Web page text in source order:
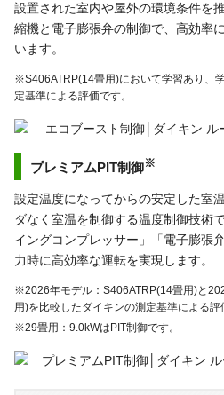
設置された室内や屋外の環境条件を
縮機と電子膨張弁の制御で、高効率
います。
※S406ATRP(14畳用)において学習あり、
定基準による評価です。
プレミアムPIT制御※
設定温度になってからの安定した室
ダなく室温を制御する温度制御技術
イングコンプレッサー」「電子膨張
力時に高効率な運転を実現します。
※2026年モデル：S406ATRP(14畳用)と
用)を比較したダイキンの測定基準による評
※29畳用：9.0kWはPIT制御です。